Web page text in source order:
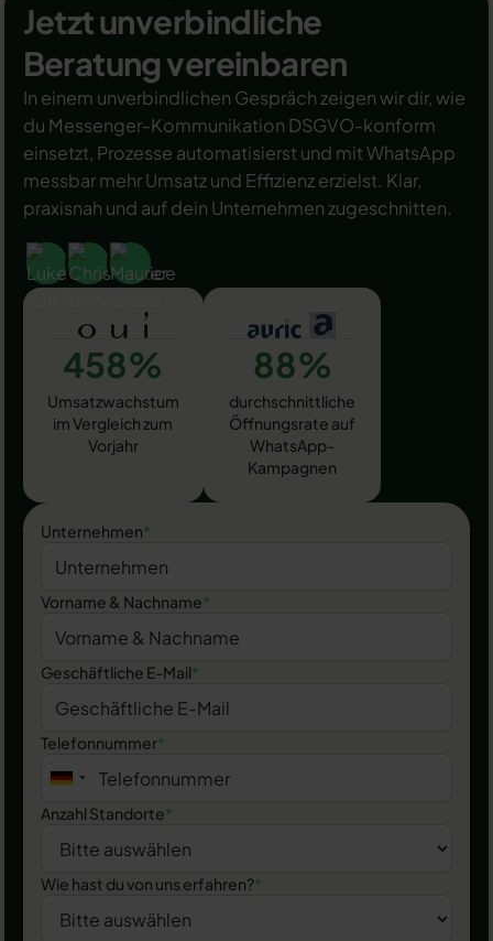
Jetzt unverbindliche
Beratung vereinbaren
In einem unverbindlichen Gespräch zeigen wir dir, wie
du Messenger-Kommunikation DSGVO-konform
einsetzt, Prozesse automatisierst und mit WhatsApp
messbar mehr Umsatz und Effizienz erzielst. Klar,
praxisnah und auf dein Unternehmen zugeschnitten.
458%
Umsatzwachstum
im Vergleich zum
Vorjahr
88%
durchschnittliche
Öffnungsrate auf
WhatsApp-
Kampagnen
Unternehmen*
Vorname & Nachname*
Geschäftliche E-Mail*
Telefonnummer*
Anzahl Standorte*
Wie hast du von uns erfahren?*